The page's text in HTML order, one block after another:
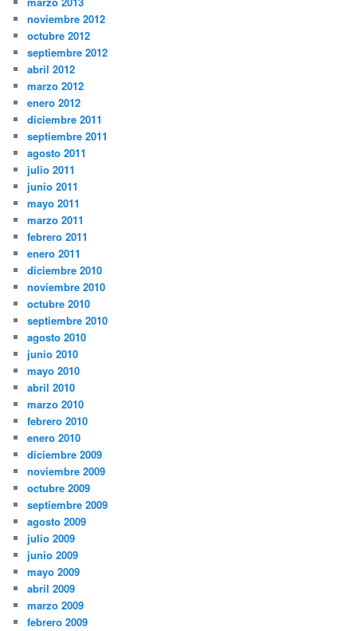
noviembre 2012
octubre 2012
septiembre 2012
abril 2012
marzo 2012
enero 2012
diciembre 2011
septiembre 2011
agosto 2011
julio 2011
junio 2011
mayo 2011
marzo 2011
febrero 2011
enero 2011
diciembre 2010
noviembre 2010
octubre 2010
septiembre 2010
agosto 2010
junio 2010
mayo 2010
abril 2010
marzo 2010
febrero 2010
enero 2010
diciembre 2009
noviembre 2009
octubre 2009
septiembre 2009
agosto 2009
julio 2009
junio 2009
mayo 2009
abril 2009
marzo 2009
febrero 2009